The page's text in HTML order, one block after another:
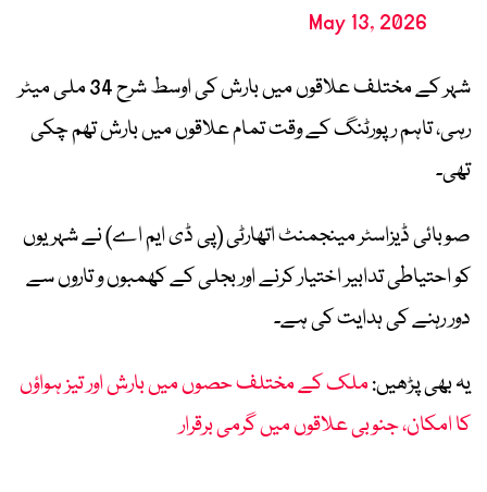
May 13, 2026
شہر کے مختلف علاقوں میں بارش کی اوسط شرح 34 ملی میٹر
رہی، تاہم رپورٹنگ کے وقت تمام علاقوں میں بارش تھم چکی
تھی۔
صوبائی ڈیزاسٹر مینجمنٹ اتھارٹی (پی ڈی ایم اے) نے شہریوں
کو احتیاطی تدابیر اختیار کرنے اور بجلی کے کھمبوں و تاروں سے
دور رہنے کی ہدایت کی ہے۔
یہ بھی پڑھیں:ملک کے مختلف حصوں میں بارش اور تیز ہواؤں
کا امکان، جنوبی علاقوں میں گرمی برقرار